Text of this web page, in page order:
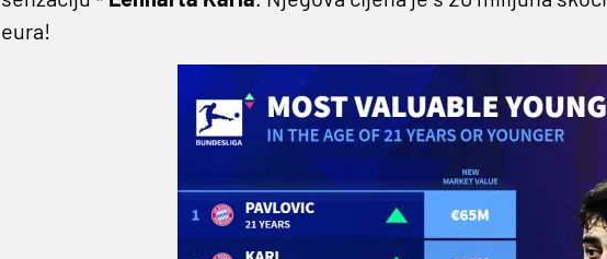
eura!